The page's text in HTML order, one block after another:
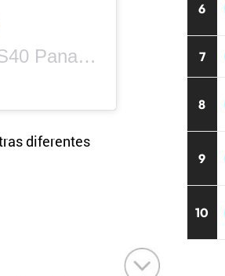
Una publicación compartida por LOS40 Panamá (@los40panama)
diferentes
6
7
8
9
10